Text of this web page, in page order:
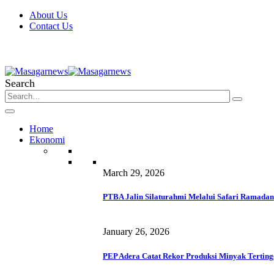
About Us
Contact Us
Search
Home
Ekonomi
March 29, 2026
PTBA Jalin Silaturahmi Melalui Safari Ramadan
January 26, 2026
PEP Adera Catat Rekor Produksi Minyak